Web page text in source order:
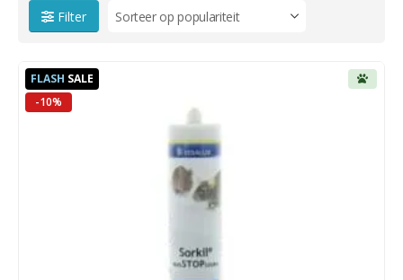
Filter
FLASH SALE
-10%